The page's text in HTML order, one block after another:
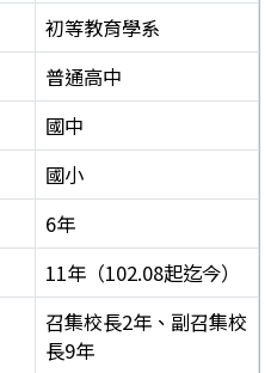
初等教育學系
普通高中
國中
國小
6年
11年（102.08起迄今）
召集校長2年、副召集校
長9年